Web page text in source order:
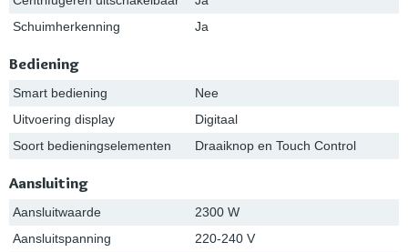
Schuimherkenning
Ja
Bediening
Smart bediening
Nee
Uitvoering display
Digitaal
Soort bedieningselementen
Draaiknop en Touch Control
Aansluiting
Aansluitwaarde
2300 W
Aansluitspanning
220-240 V